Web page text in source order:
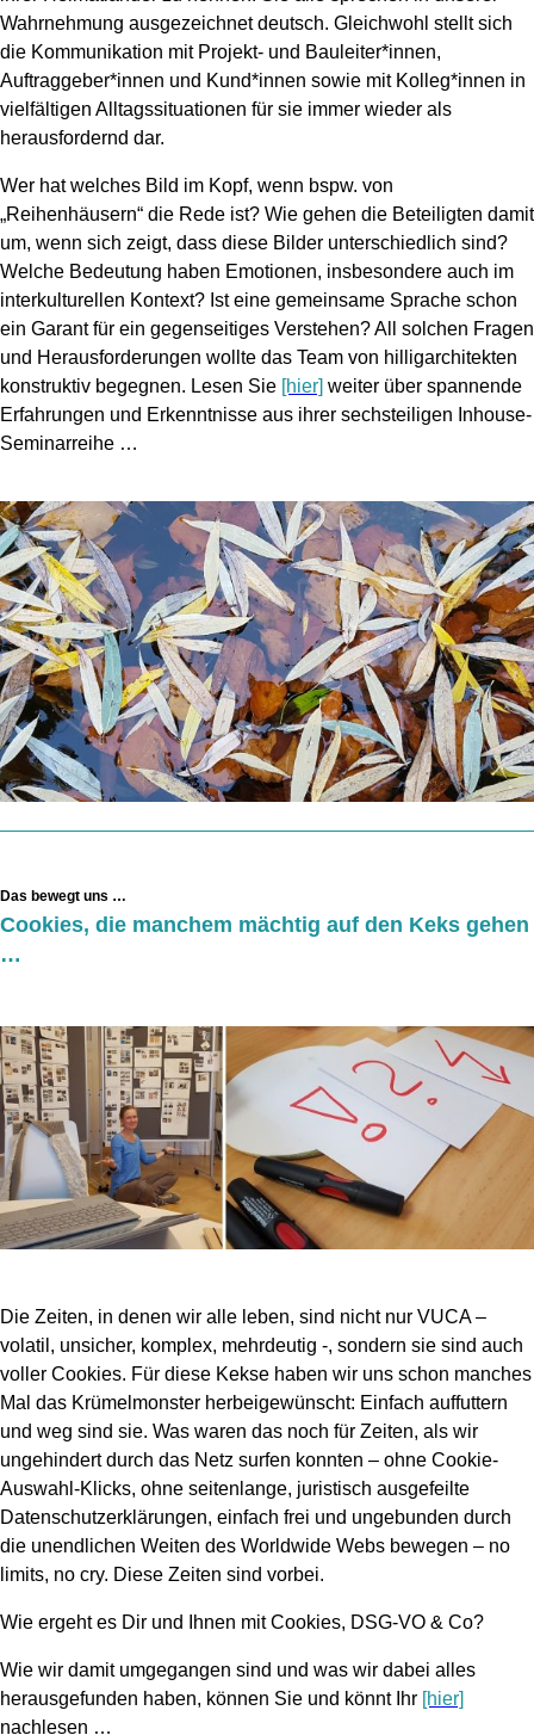
Wahrnehmung ausgezeichnet deutsch. Gleichwohl stellt sich
die Kommunikation mit Projekt- und Bauleiter*innen,
Auftraggeber*innen und Kund*innen sowie mit Kolleg*innen in
vielfältigen Alltagssituationen für sie immer wieder als
herausfordernd dar.
Wer hat welches Bild im Kopf, wenn bspw. von
„Reihenhäusern“ die Rede ist? Wie gehen die Beteiligten damit
um, wenn sich zeigt, dass diese Bilder unterschiedlich sind?
Welche Bedeutung haben Emotionen, insbesondere auch im
interkulturellen Kontext? Ist eine gemeinsame Sprache schon
ein Garant für ein gegenseitiges Verstehen? All solchen Fragen
und Herausforderungen wollte das Team von hilligarchitekten
konstruktiv begegnen. Lesen Sie [hier] weiter über spannende
Erfahrungen und Erkenntnisse aus ihrer sechsteiligen Inhouse-
Seminarreihe …
Das bewegt uns …
Cookies, die manchem mächtig auf den Keks gehen
…
Die Zeiten, in denen wir alle leben, sind nicht nur VUCA –
volatil, unsicher, komplex, mehrdeutig -, sondern sie sind auch
voller Cookies. Für diese Kekse haben wir uns schon manches
Mal das Krümelmonster herbeigewünscht: Einfach auffuttern
und weg sind sie. Was waren das noch für Zeiten, als wir
ungehindert durch das Netz surfen konnten – ohne Cookie-
Auswahl-Klicks, ohne seitenlange, juristisch ausgefeilte
Datenschutzerklärungen, einfach frei und ungebunden durch
die unendlichen Weiten des Worldwide Webs bewegen – no
limits, no cry. Diese Zeiten sind vorbei.
Wie ergeht es Dir und Ihnen mit Cookies, DSG-VO & Co?
Wie wir damit umgegangen sind und was wir dabei alles
herausgefunden haben, können Sie und könnt Ihr [hier]
nachlesen …